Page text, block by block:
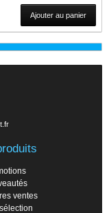
Ajouter au panier
ventes